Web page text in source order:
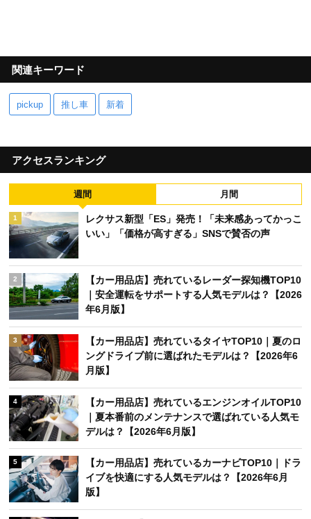
関連キーワード
pickup 推し車 新着
アクセスランキング
週間 月間
1
レクサス新型「ES」発売！「未来感あってかっこ
いい」「価格が高すぎる」SNSで賛否の声
2
【カー用品店】売れているレーダー探知機TOP10
｜安全運転をサポートする人気モデルは？【2026
年6月版】
3
【カー用品店】売れているタイヤTOP10｜夏のロ
ングドライブ前に選ばれたモデルは？【2026年6
月版】
4
【カー用品店】売れているエンジンオイルTOP10
｜夏本番前のメンテナンスで選ばれている人気モ
デルは？【2026年6月版】
5
【カー用品店】売れているカーナビTOP10｜ドラ
イブを快適にする人気モデルは？【2026年6月
版】